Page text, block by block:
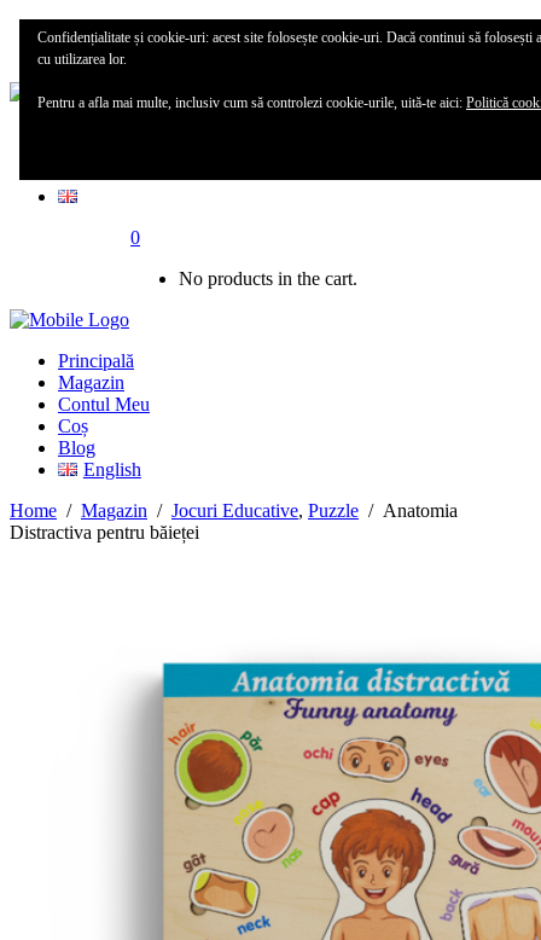
Principală
Magazin
0
No products in the cart.
Principală
Magazin
Contul Meu
Coș
Blog
English
Home / Magazin / Jocuri Educative, Puzzle / Anatomia
Distractiva pentru băieței
Confidențialitate și cookie-uri: acest site folosește cookie-uri. Dacă continui să folosești
cu utilizarea lor.
Pentru a afla mai multe, inclusiv cum să controlezi cookie-urile, uită-te aici: Politică